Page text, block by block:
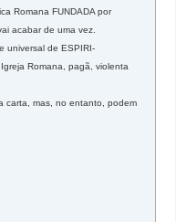
Romana FUNDADA por
acabar de uma vez.
universal de ESPIRI-
Romana, pagã, violenta
carta, mas, no entanto, podem